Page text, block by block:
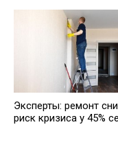
Эксперты: ремонт
риск кризиса у 45%